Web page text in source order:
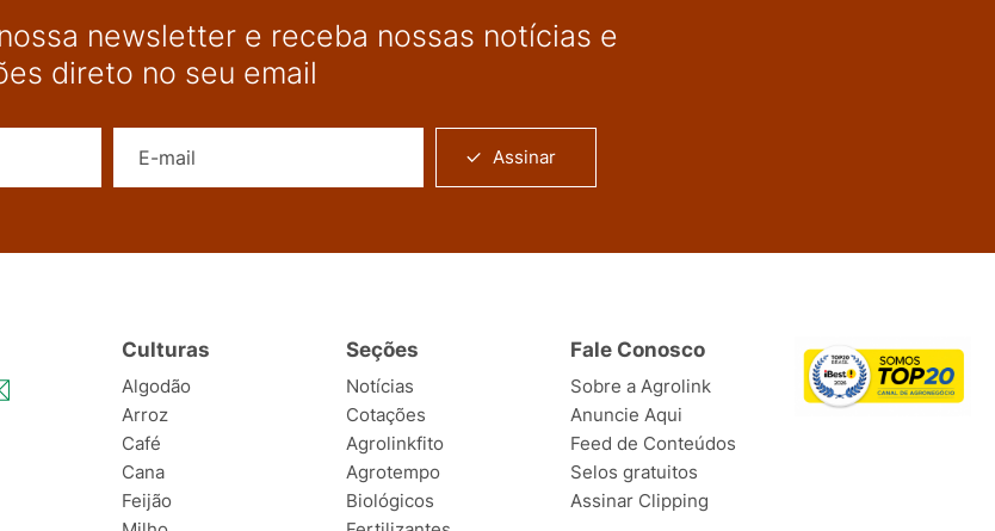
newsletter e receba nossas notícias e
direto no seu email
Assinar
Culturas
Algodão
Arroz
Café
Cana
Feijão
Seções
Notícias
Cotações
Agrolinkfito
Agrotempo
Biológicos
Fale Conosco
Sobre a Agrolink
Anuncie Aqui
Feed de Conteúdos
Selos gratuitos
Assinar Clipping